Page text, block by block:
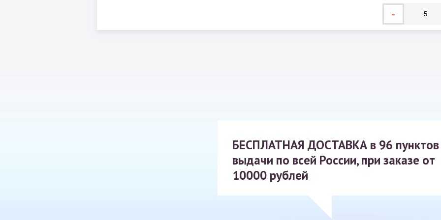
-
БЕСПЛАТНАЯ ДОСТАВКА в 96 пунктов
выдачи по всей России, при заказе от
10000 рублей